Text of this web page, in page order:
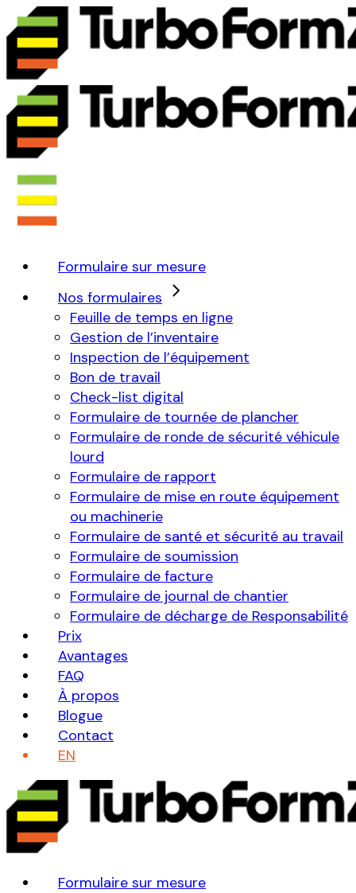
Formulaire sur mesure
Nos formulaires
Feuille de temps en ligne
Gestion de l’inventaire
Inspection de l’équipement
Bon de travail
Check-list digital
Formulaire de tournée de plancher
Formulaire de ronde de sécurité véhicule
lourd
Formulaire de rapport
Formulaire de mise en route équipement
ou machinerie
Formulaire de santé et sécurité au travail
Formulaire de soumission
Formulaire de facture
Formulaire de journal de chantier
Formulaire de décharge de Responsabilité
Prix
Avantages
FAQ
À propos
Blogue
Contact
EN
Formulaire sur mesure